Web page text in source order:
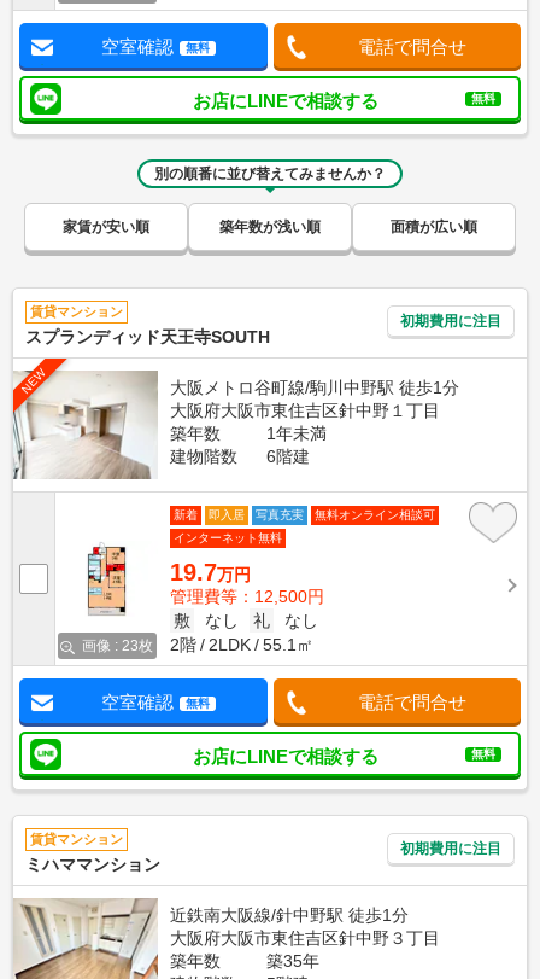
空室確認 無料 電話で問合せ
お店にLINEで相談する 無料
別の順番に並び替えてみませんか？
家賃が安い順 築年数が浅い順 面積が広い順
賃貸マンション
スプランディッド天王寺SOUTH
初期費用に注目
NEW
大阪メトロ谷町線/駒川中野駅 徒歩1分
大阪府大阪市東住吉区針中野１丁目
築年数
1年未満
建物階数
6階建
画像 : 23枚
新着 即入居 写真充実
無料オンライン相談可
インターネット無料
19.7万円
管理費等：12,500円
敷
なし 礼
なし
2階
2LDK 55.1㎡
空室確認 無料 電話で問合せ
お店にLINEで相談する 無料
賃貸マンション
ミハママンション
初期費用に注目
近鉄南大阪線/針中野駅 徒歩1分
大阪府大阪市東住吉区針中野３丁目
築年数
築35年